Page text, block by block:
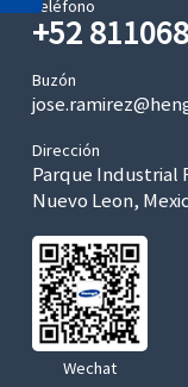
Teléfono
+52
Buzón
Dirección
Parque Industrial
Nuevo Leon,
Wechat